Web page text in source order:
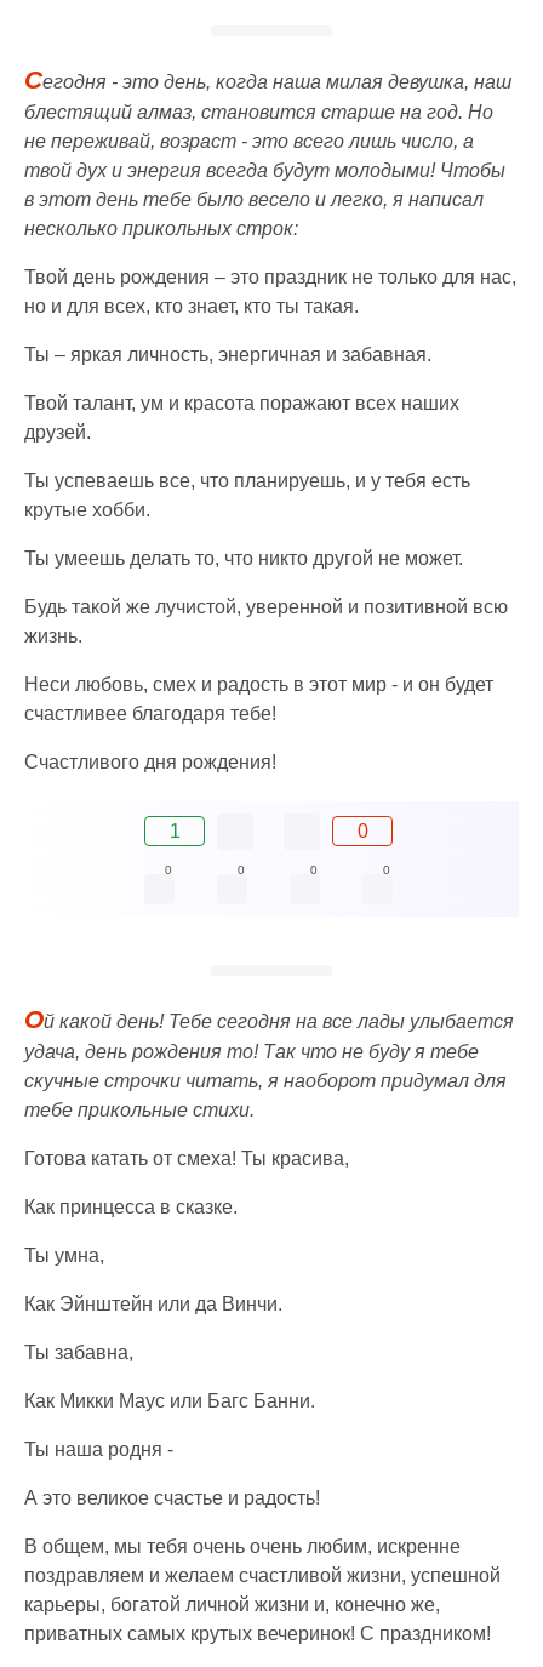
Сегодня - это день, когда наша милая девушка, наш
блестящий алмаз, становится старше на год. Но
не переживай, возраст - это всего лишь число, а
твой дух и энергия всегда будут молодыми! Чтобы
в этот день тебе было весело и легко, я написал
несколько прикольных строк:
Твой день рождения – это праздник не только для нас,
но и для всех, кто знает, кто ты такая.
Ты – яркая личность, энергичная и забавная.
Твой талант, ум и красота поражают всех наших
друзей.
Ты успеваешь все, что планируешь, и у тебя есть
крутые хобби.
Ты умеешь делать то, что никто другой не может.
Будь такой же лучистой, уверенной и позитивной всю
жизнь.
Неси любовь, смех и радость в этот мир - и он будет
счастливее благодаря тебе!
Счастливого дня рождения!
1 0
0 0 0 0
Ой какой день! Тебе сегодня на все лады улыбается
удача, день рождения то! Так что не буду я тебе
скучные строчки читать, я наоборот придумал для
тебе прикольные стихи.
Готова катать от смеха! Ты красива,
Как принцесса в сказке.
Ты умна,
Как Эйнштейн или да Винчи.
Ты забавна,
Как Микки Маус или Багс Банни.
Ты наша родня -
А это великое счастье и радость!
В общем, мы тебя очень очень любим, искренне
поздравляем и желаем счастливой жизни, успешной
карьеры, богатой личной жизни и, конечно же,
приватных самых крутых вечеринок! С праздником!